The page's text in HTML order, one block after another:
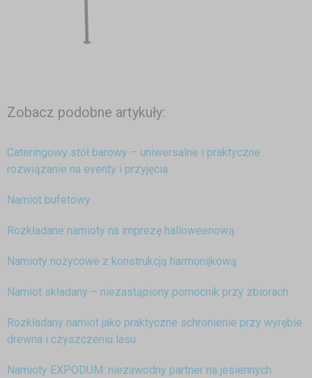
Zobacz podobne artykuły:
Cateringowy stół barowy – uniwersalne i praktyczne
rozwiązanie na eventy i przyjęcia
Namiot bufetowy
Rozkładane namioty na imprezę halloweenową
Namioty nożycowe z konstrukcją harmonijkową
Namiot składany – niezastąpiony pomocnik przy zbiorach
Rozkładany namiot jako praktyczne schronienie przy wyrębie
drewna i czyszczeniu lasu
Namioty EXPODUM: niezawodny partner na jesiennych